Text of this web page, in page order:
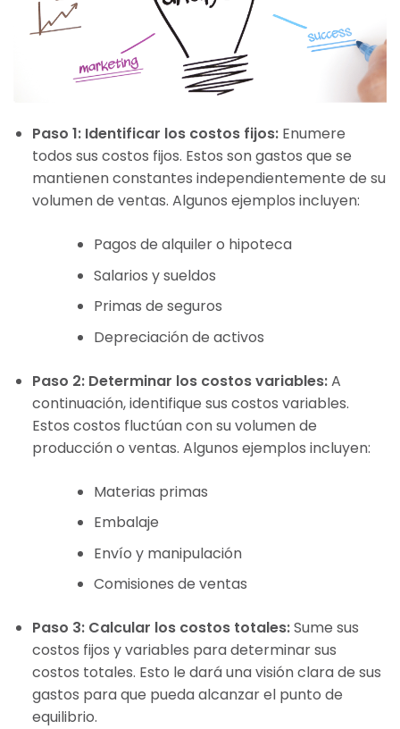
Paso 1: Identificar los costos fijos: Enumere
todos sus costos fijos. Estos son gastos que se
mantienen constantes independientemente de su
volumen de ventas. Algunos ejemplos incluyen:
Pagos de alquiler o hipoteca
Salarios y sueldos
Primas de seguros
Depreciación de activos
Paso 2: Determinar los costos variables:A
continuación, identifique sus costos variables.
Estos costos fluctúan con su volumen de
producción o ventas. Algunos ejemplos incluyen:
Materias primas
Embalaje
Envío y manipulación
Comisiones de ventas
Paso 3: Calcular los costos totales:Sume sus
costos fijos y variables para determinar sus
costos totales. Esto le dará una visión clara de sus
gastos para que pueda alcanzar el punto de
equilibrio.